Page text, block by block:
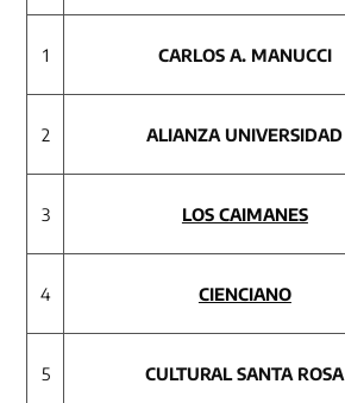
1 CARLOS A. MANUCCI
2 ALIANZA UNIVERSIDAD
3 LOS CAIMANES
4 CIENCIANO
5 CULTURAL SANTA ROSA